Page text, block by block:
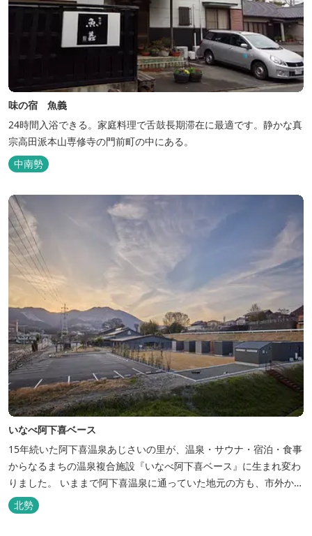
味の宿 魚義
24時間入浴できる。家庭料理で舌鼓長期滞在に最適です。静かな真
宗高田派本山専修寺の門前町の中にある。
中南勢
いなべ阿下喜ベース
15年続いた阿下喜温泉あじさいの里が、温泉・サウナ・宿泊・食事
からなるまちの温泉複合施設『いなべ阿下喜ベース』に生まれ変わ
りました。 いままで阿下喜温泉に通っていた地元の方も、市外から
いなべ市に遊びに来られる方も楽しめる施設になります。今まで人
気だった温泉はそのままに、サウナエリアやコンテナタイプの宿
北勢